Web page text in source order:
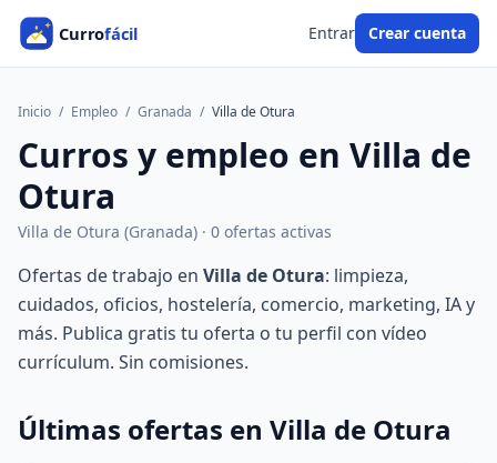
Entrar Crear cuenta
Inicio / Empleo / Granada / Villa de Otura
Curros y empleo en Villa de
Otura
Villa de Otura (Granada) · 0 ofertas activas
Ofertas de trabajo en Villa de Otura: limpieza,
cuidados, oficios, hostelería, comercio, marketing, IA y
más. Publica gratis tu oferta o tu perfil con vídeo
currículum. Sin comisiones.
Últimas ofertas en Villa de Otura